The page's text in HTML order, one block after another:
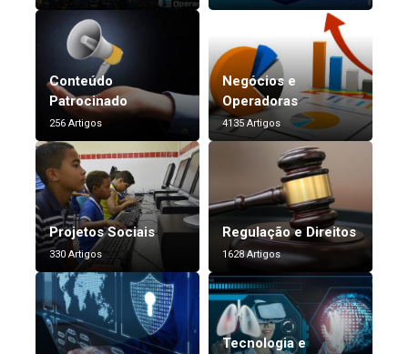
Conteúdo
Patrocinado
256 Artigos
Negócios e
Operadoras
4135 Artigos
Projetos Sociais
330 Artigos
Regulação e Direitos
1628 Artigos
Tecnologia e